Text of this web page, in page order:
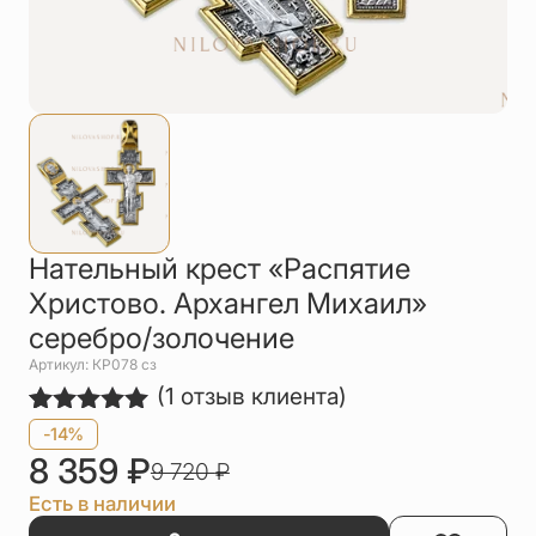
Цепи
Шнурки на
Другое
Нательный крест «Распятие
Христово. Архангел Михаил»
серебро/золочение
Артикул: КР078 сз
Рейтинг
5.00из 5
на основе
опроса
1
пользователя
(1 отзыв клиента)
-14%
8 359 ₽9 720₽
Есть в наличии